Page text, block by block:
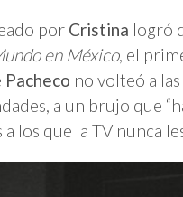
por Cristina logró
en México, el
Pacheco no volteó a
a un brujo que
los que la TV nunca